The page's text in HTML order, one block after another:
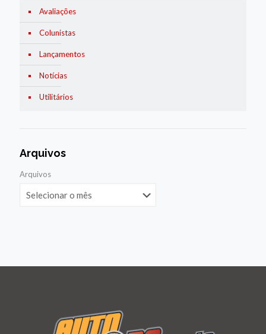
Avaliações
Colunistas
Lançamentos
Notícias
Utilitários
Arquivos
Arquivos